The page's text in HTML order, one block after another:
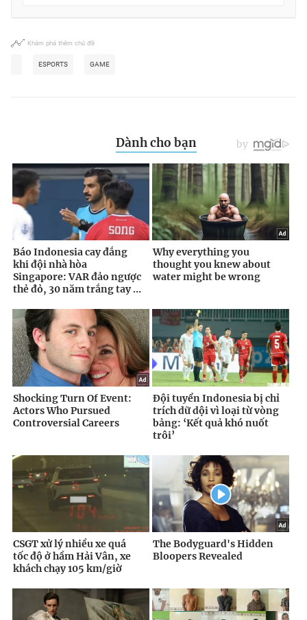
Khám phá thêm chủ đề
ESPORTS GAME